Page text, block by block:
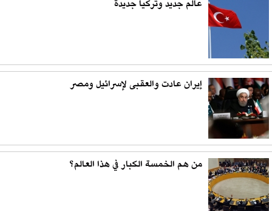
عالم جديد وتركيا جديدة
إيران عادت والعقبى لإسرائيل ومصر
من هم الخمسة الكبار في هذا العالم؟